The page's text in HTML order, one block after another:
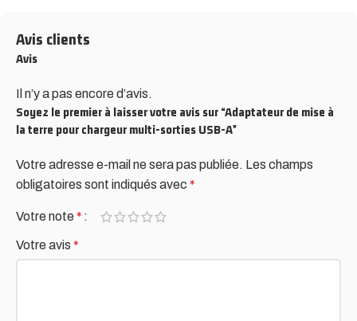
Avis clients
Avis
Il n’y a pas encore d’avis.
Soyez le premier à laisser votre avis sur “Adaptateur de mise à
la terre pour chargeur multi-sorties USB-A”
Votre adresse e-mail ne sera pas publiée. Les champs
obligatoires sont indiqués avec *
Votre note*
Votre avis *
Alternative: